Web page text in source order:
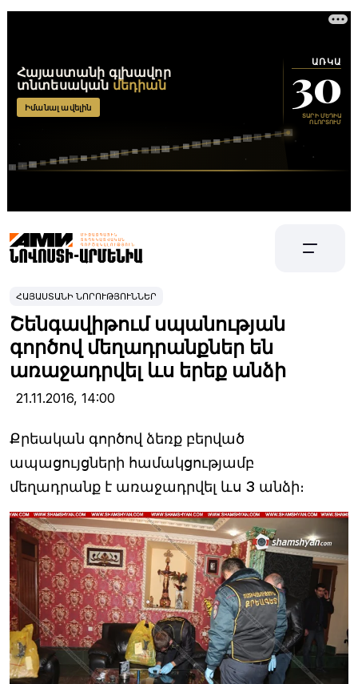
ՀԱՅԱՍՏԱՆԻ ՆՈՐՈՒԹՅՈՒՆՆԵՐ
Շենգավիթում սպանության
գործով մեղադրանքներ են
առաջադրվել ևս երեք անձի
21.11.2016, 14:00
Քրեական գործով ձեռք բերված
ապացույցների համակցությամբ
մեղադրանք է առաջադրվել ևս 3 անձի։